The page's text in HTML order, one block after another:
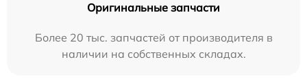
Оригинальные запчасти
Более 20 тыс. запчастей от производителя в
наличии на собственных складах.